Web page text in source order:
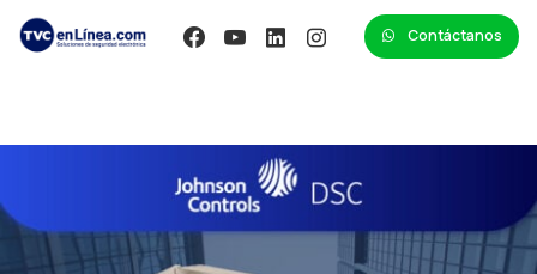
Contáctanos